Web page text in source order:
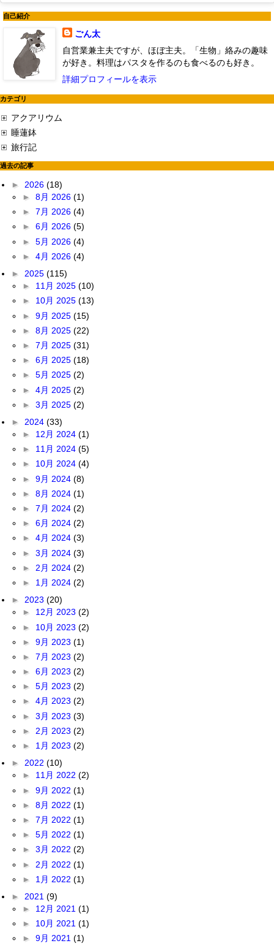
自己紹介
ごん太
自営業兼主夫ですが、ほぼ主夫。「生物」絡みの趣味
が好き。料理はパスタを作るのも食べるのも好き。
詳細プロフィールを表示
カテゴリ
アクアリウム
睡蓮鉢
旅行記
過去の記事
► 2026 (18)
► 8月 2026 (1)
► 7月 2026 (4)
► 6月 2026 (5)
► 5月 2026 (4)
► 4月 2026 (4)
► 2025 (115)
► 11月 2025 (10)
► 10月 2025 (13)
► 9月 2025 (15)
► 8月 2025 (22)
► 7月 2025 (31)
► 6月 2025 (18)
► 5月 2025 (2)
► 4月 2025 (2)
► 3月 2025 (2)
► 2024 (33)
► 12月 2024 (1)
► 11月 2024 (5)
► 10月 2024 (4)
► 9月 2024 (8)
► 8月 2024 (1)
► 7月 2024 (2)
► 6月 2024 (2)
► 4月 2024 (3)
► 3月 2024 (3)
► 2月 2024 (2)
► 1月 2024 (2)
► 2023 (20)
► 12月 2023 (2)
► 10月 2023 (2)
► 9月 2023 (1)
► 7月 2023 (2)
► 6月 2023 (2)
► 5月 2023 (2)
► 4月 2023 (2)
► 3月 2023 (3)
► 2月 2023 (2)
► 1月 2023 (2)
► 2022 (10)
► 11月 2022 (2)
► 9月 2022 (1)
► 8月 2022 (1)
► 7月 2022 (1)
► 5月 2022 (1)
► 3月 2022 (2)
► 2月 2022 (1)
► 1月 2022 (1)
► 2021 (9)
► 12月 2021 (1)
► 10月 2021 (1)
► 9月 2021 (1)